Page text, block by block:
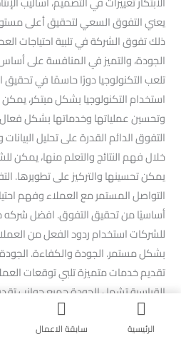
يعني التفوق السعي لتحقيق أعلى
ذلك تفوق الشركة في تلبية احتياجات
الجودة، والتميز في المنافسة على
تلعب التكنولوجيا دورًا حاسمًا في تحقيق
استخدام التكنولوجيا بشكل مبتكر،
وتحسين عملياتها وخدماتها بشكل فعال.
التفوق الدائم القدرة على تحليل
خلال فهم النتائج والتعلم منها، يمكن
يمكن تحسينها والتركيز على تطويرها.
التواصل المستمر مع العملاء وفهم
أساسيًا من تحقيق التفوق. افضل
للشركات استخدام ردود الفعل من
بشكل مستمر. الجودة والكفاءة.
تقديم خدمات متميزة تلبي توقعات
القياسية.تشمل الجودة جميع جوانب
وصولاً إلى جودة المنتج أو الخدمة
العميل.يمكن قياس الجودة من خلال
الرئيسية سابقة الاعمال